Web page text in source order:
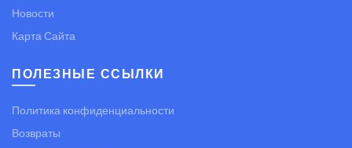
Новости
Карта Сайта
ПОЛЕЗНЫЕ ССЫЛКИ
Политика конфиденциальности
Возвраты